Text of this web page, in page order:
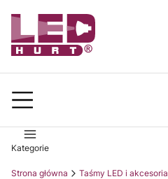
Kategorie
Strona główna Taśmy LED i akcesoria